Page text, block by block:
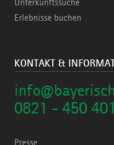
Unterkunftssuche
Erlebnisse buchen
KONTAKT &
0821 - 450
Presse